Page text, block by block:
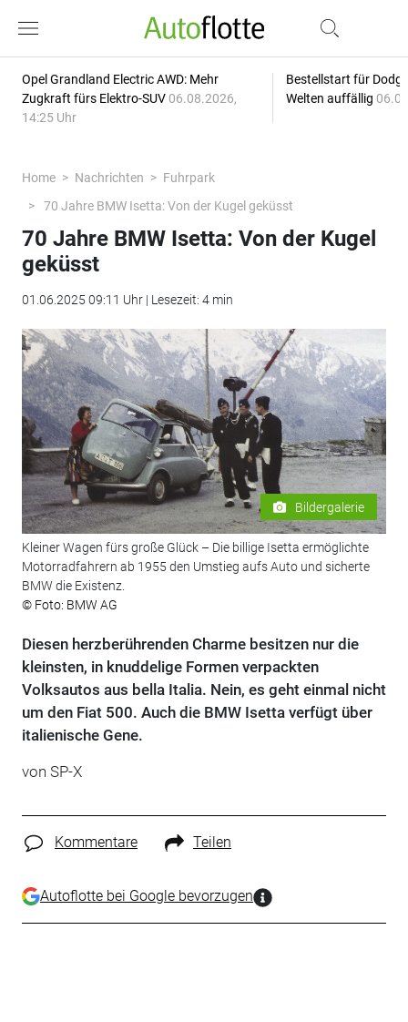
Opel Grandland Electric AWD: Mehr
Zugkraft fürs Elektro-SUV 06.08.2026,
14:25 Uhr
Bestellstart für
Welten auffällig
Home Nachrichten
Fuhrpark
70 Jahre BMW Isetta: Von der Kugel geküsst
70 Jahre BMW Isetta: Von der Kugel
geküsst
01.06.2025 09:11 Uhr | Lesezeit: 4 min
Bildergalerie
Kleiner Wagen fürs große Glück – Die billige Isetta ermöglichte
Motorradfahrern ab 1955 den Umstieg aufs Auto und sicherte
BMW die Existenz.
© Foto: BMW AG
Diesen herzberührenden Charme besitzen nur die
kleinsten, in knuddelige Formen verpackten
Volksautos aus bella Italia. Nein, es geht einmal nicht
um den Fiat 500. Auch die BMW Isetta verfügt über
italienische Gene.
von SP-X
Kommentare Teilen
Autoflotte bei Google bevorzugen